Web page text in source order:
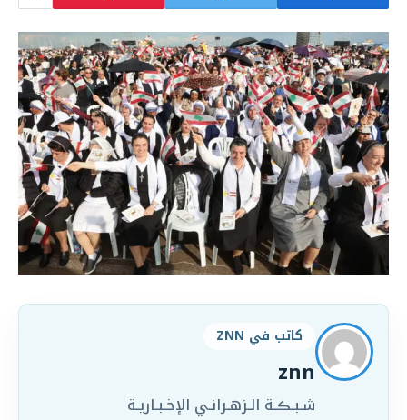
كاتب في ZNN
znn
شـبـڪـة الـزهـرانـي الإخـبـاريـة